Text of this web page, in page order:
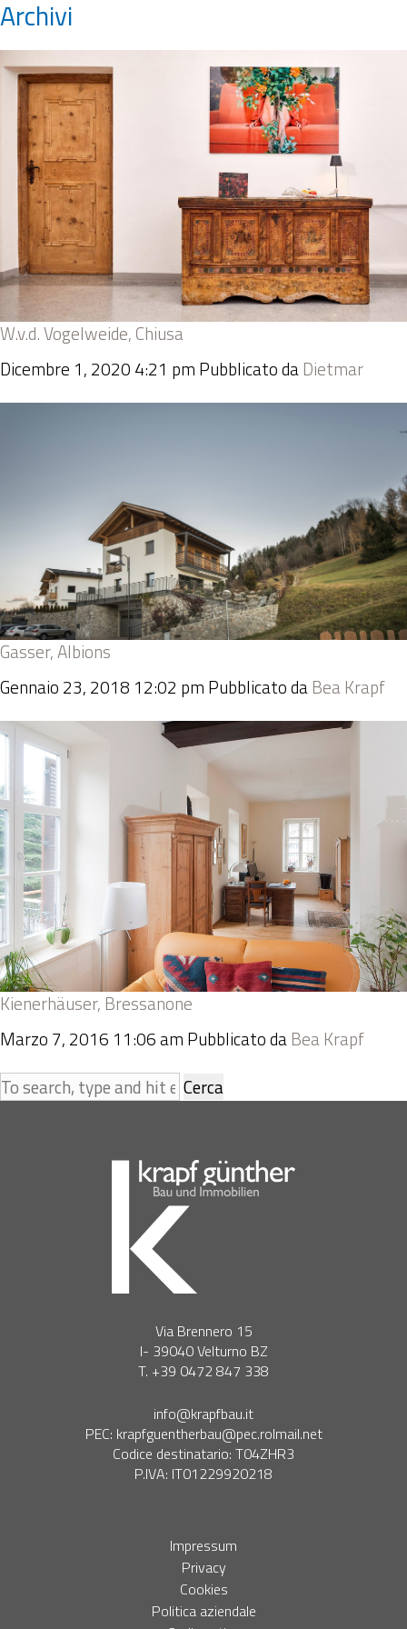
Archivi
W.v.d. Vogelweide, Chiusa
Dicembre 1, 2020 4:21 pm Pubblicato da Dietmar
Gasser, Albions
Gennaio 23, 2018 12:02 pm Pubblicato da Bea Krapf
Kienerhäuser, Bressanone
Marzo 7, 2016 11:06 am Pubblicato da Bea Krapf
Cerca
Via Brennero 15
I- 39040 Velturno BZ
T. +39 0472 847 338
info@krapfbau.it
PEC: krapfguentherbau@pec.rolmail.net
Codice destinatario: T04ZHR3
P.IVA: IT01229920218
Impressum
Privacy
Cookies
Politica aziendale